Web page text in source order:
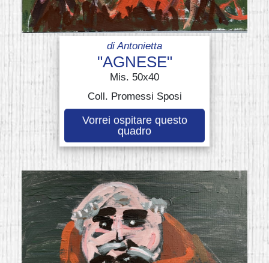
di Antonietta
"AGNESE"
Mis. 50x40
Coll. Promessi Sposi
Vorrei ospitare questo
quadro